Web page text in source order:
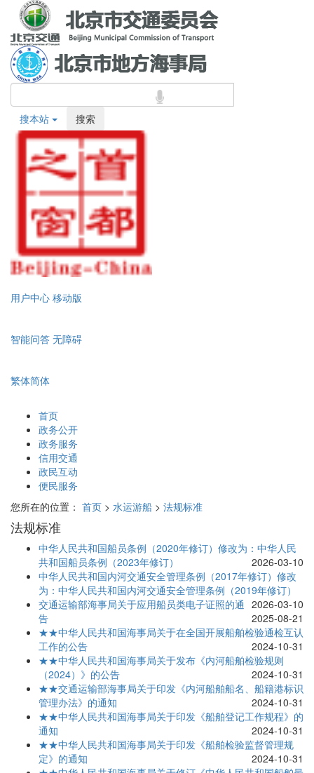
搜本站 搜索
用户中心 移动版
智能问答 无障碍
繁体简体
首页
政务公开
政务服务
信用交通
政民互动
便民服务
您所在的位置： 首页 > 水运游船 > 法规标准
法规标准
中华人民共和国船员条例（2020年修订）修改为：中华人民
共和国船员条例（2023年修订）
2026-03-10
中华人民共和国内河交通安全管理条例（2017年修订）修改
为：中华人民共和国内河交通安全管理条例（2019年修订）
2026-03-10
交通运输部海事局关于应用船员类电子证照的通
告
2025-08-21
★★中华人民共和国海事局关于在全国开展船舶检验通检互认
工作的公告
2024-10-31
★★中华人民共和国海事局关于发布《内河船舶检验规则
（2024）》的公告
2024-10-31
★★交通运输部海事局关于印发《内河船舶船名、船籍港标识
管理办法》的通知
2024-10-31
★★中华人民共和国海事局关于印发《船舶登记工作规程》的
通知
2024-10-31
★★中华人民共和国海事局关于印发《船舶检验监督管理规
定》的通知
2024-10-31